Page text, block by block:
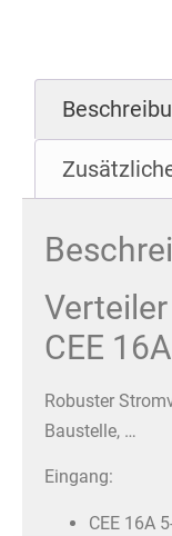
CEE
Robuster
Baustelle, …
Eingang:
CEE 16A